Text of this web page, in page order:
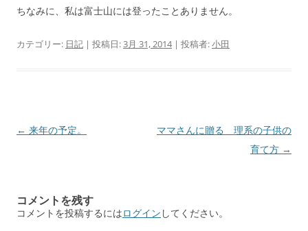
ちなみに、私は富士山には登ったことありません。
カテゴリー: 日記 | 投稿日:3月 31, 2014| 投稿者:小田
投
ゲ
← 来年の予定。
ママさんに贈る 理系の子供の
育て方 →
コメントを残す
コメントを投稿するにはログイン してください。